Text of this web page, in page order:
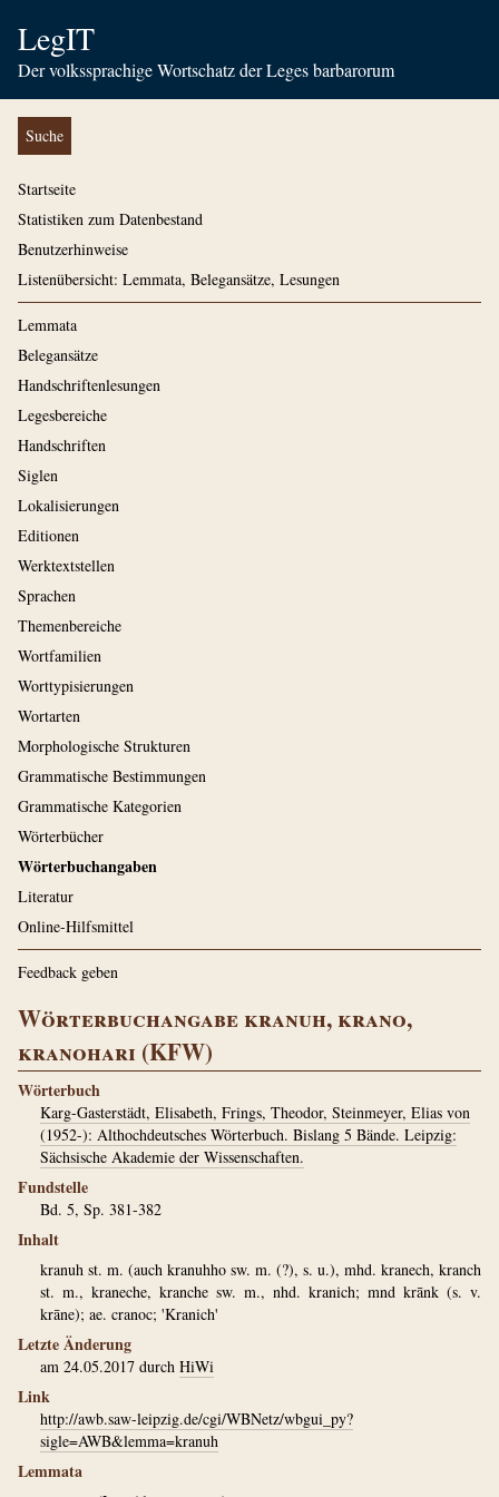
LegIT
Der volkssprachige Wortschatz der Leges barbarorum
Suche
Startseite
Statistiken zum Datenbestand
Benutzerhinweise
Listenübersicht: Lemmata, Belegansätze, Lesungen
Lemmata
Belegansätze
Handschriftenlesungen
Legesbereiche
Handschriften
Siglen
Lokalisierungen
Editionen
Werktextstellen
Sprachen
Themenbereiche
Wortfamilien
Worttypisierungen
Wortarten
Morphologische Strukturen
Grammatische Bestimmungen
Grammatische Kategorien
Wörterbücher
Wörterbuchangaben
Literatur
Online-Hilfsmittel
Feedback geben
Wörterbuchangabe kranuh, krano,
kranohari (KFW)
Wörterbuch
Karg-Gasterstädt, Elisabeth, Frings, Theodor, Steinmeyer, Elias von
(1952-): Althochdeutsches Wörterbuch. Bislang 5 Bände. Leipzig:
Sächsische Akademie der Wissenschaften.
Fundstelle
Bd. 5, Sp. 381-382
Inhalt
kranuh st. m. (auch kranuhho sw. m. (?), s. u.), mhd. kranech, kranch
st. m., kraneche, kranche sw. m., nhd. kranich; mnd krānk (s. v.
krāne); ae. cranoc; 'Kranich'
Letzte Änderung
am 24.05.2017 durch HiWi
Link
http://awb.saw-leipzig.de/cgi/WBNetz/wbgui_py?
sigle=AWB&lemma=kranuh
Lemmata